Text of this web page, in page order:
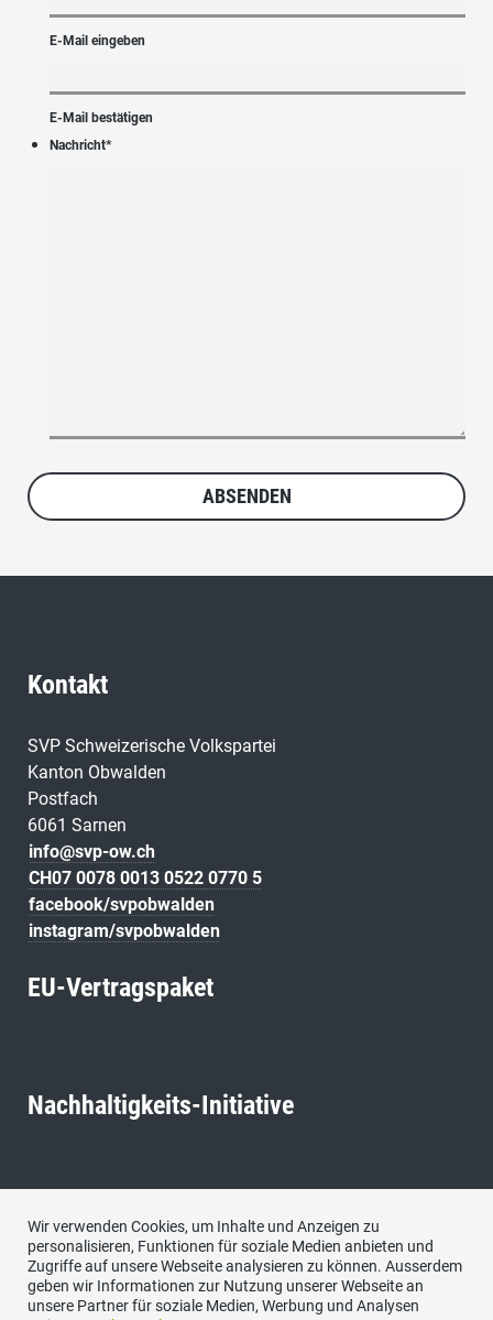
E-Mail eingeben
E-Mail bestätigen
Nachricht*
Kontakt
SVP Schweizerische Volkspartei
Kanton Obwalden
Postfach
6061 Sarnen
info@svp-ow.ch
CH07 0078 0013 0522 0770 5
facebook/svpobwalden
instagram/svpobwalden
EU-Vertragspaket
Nachhaltigkeits-Initiative
Neutralitäts-Initiative
Wir verwenden Cookies, um Inhalte und Anzeigen zu
personalisieren, Funktionen für soziale Medien anbieten und
Zugriffe auf unsere Webseite analysieren zu können. Ausserdem
geben wir Informationen zur Nutzung unserer Webseite an
unsere Partner für soziale Medien, Werbung und Analysen